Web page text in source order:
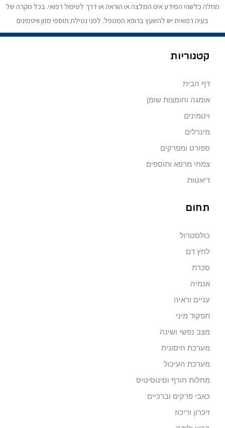
מחלה כלשהי המידע אינו המלצה או הוראה או דרך לטיפול רפואי. בכל מקרה של
בעיה רפואית יש להיוועץ ברופא המטפל. לפני נטילת תוספי מזון וויטמינים
קטגוריות
דף הבית
אומגה וחומצות שומן
ויטמינים
מינרלים
ספורט ומפרקים
צמחי מרפא ותוספים
דיאטות
תחום
כולסטרול
לחץ דם
סכרת
אנמיה
עניים וראיה
תפקוד מיני
מצב נפשי ושינה
מערכת חיסונית
מערכת העיכול
מחלות חורף וסינוסיטיס
כאבי פרקים וברכיים
זיכרון וריכוז